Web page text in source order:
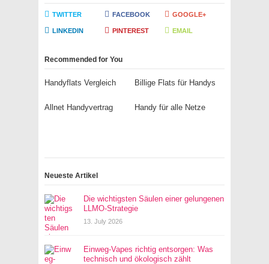
TWITTER FACEBOOK GOOGLE+
LINKEDIN PINTEREST EMAIL
Recommended for You
Handyflats Vergleich Billige Flats für Handys
Allnet Handyvertrag Handy für alle Netze
Neueste Artikel
Die wichtigsten Säulen einer gelungenen
LLMO-Strategie
13. July 2026
Einweg-Vapes richtig entsorgen: Was
technisch und ökologisch zählt